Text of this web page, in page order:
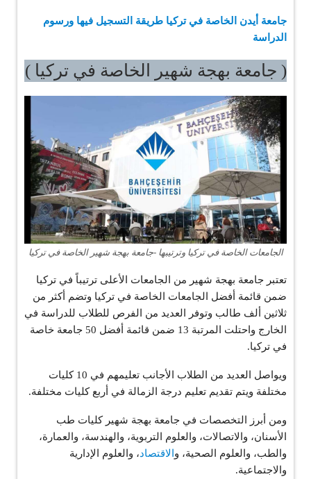
جامعة أيدن الخاصة في تركيا طريقة التسجيل فيها ورسوم
الدراسة
( جامعة بهجة شهير الخاصة في تركيا )
الجامعات الخاصة في تركيا وترتيبها -جامعة بهجة شهير الخاصة في تركيا
تعتبر جامعة بهجة شهير من الجامعات الأعلى ترتيباً في تركيا
ضمن قائمة أفضل الجامعات الخاصة في تركيا وتضم أكثر من
ثلاثين ألف طالب وتوفر العديد من الفرص للطلاب للدراسة في
الخارج واحتلت المرتبة 13 ضمن قائمة أفضل 50 جامعة خاصة
في تركيا.
ويواصل العديد من الطلاب الأجانب تعليمهم في 10 كليات
مختلفة ويتم تقديم تعليم درجة الزمالة في أربع كليات مختلفة.
ومن أبرز التخصصات في جامعة بهجة شهير كليات طب
الأسنان، والاتصالات، والعلوم التربوية، والهندسة، والعمارة،
والطب، والعلوم الصحية، و الاقتصاد، والعلوم الإدارية
والاجتماعية.